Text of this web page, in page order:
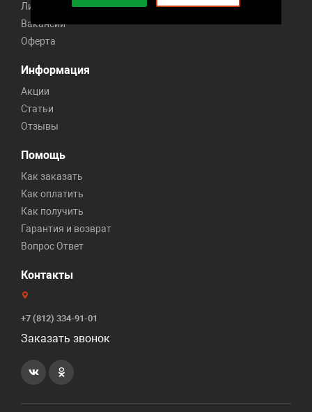
Личный кабинет франчайзи
Вакансии
Оферта
Информация
Акции
Статьи
Отзывы
Помощь
Как заказать
Как оплатить
Как получить
Гарантия и возврат
Вопрос Ответ
Контакты
+7 (812) 334-91-01
Заказать звонок